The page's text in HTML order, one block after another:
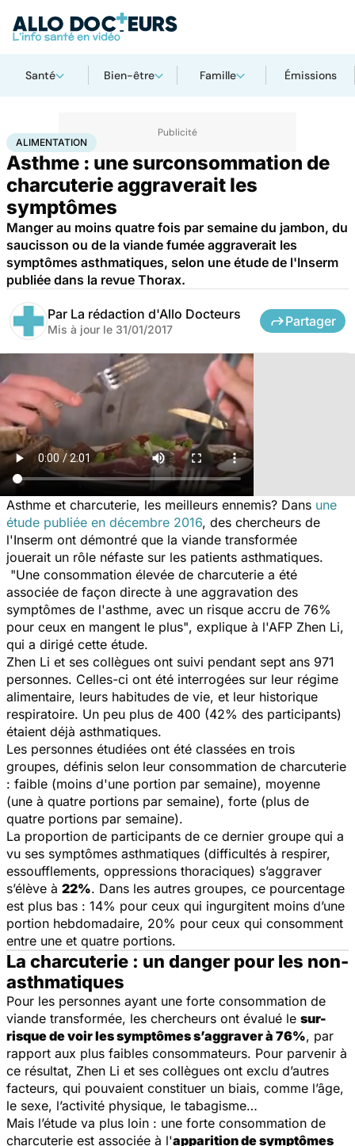
Santé Bien-être Famille Émissions
AccueilBien-être Nutrition Alimentation
ALIMENTATION
Asthme : une surconsommation de
charcuterie aggraverait les
symptômes
Manger au moins quatre fois par semaine du jambon, du
saucisson ou de la viande fumée aggraverait les
symptômes asthmatiques, selon une étude de l'Inserm
publiée dans la revue Thorax.
Par La rédaction d'Allo Docteurs
Mis à jour le 31/01/2017
Partager
Asthme et charcuterie, les meilleurs ennemis? Dans une
étude publiée en décembre 2016, des chercheurs de
l'Inserm ont démontré que la viande transformée
jouerait un rôle néfaste sur les patients asthmatiques.
"Une consommation élevée de charcuterie a été
associée de façon directe à une aggravation des
symptômes de l'asthme, avec un risque accru de 76%
pour ceux en mangent le plus", explique à l'AFP Zhen Li,
qui a dirigé cette étude.
Zhen Li et ses collègues ont suivi pendant sept ans 971
personnes. Celles-ci ont été interrogées sur leur régime
alimentaire, leurs habitudes de vie, et leur historique
respiratoire. Un peu plus de 400 (42% des participants)
étaient déjà asthmatiques.
Les personnes étudiées ont été classées en trois
groupes, définis selon leur consommation de charcuterie
: faible (moins d'une portion par semaine), moyenne
(une à quatre portions par semaine), forte (plus de
quatre portions par semaine).
La proportion de participants de ce dernier groupe qui a
vu ses symptômes asthmatiques (difficultés à respirer,
essoufflements, oppressions thoraciques) s’aggraver
s’élève à 22%. Dans les autres groupes, ce pourcentage
est plus bas : 14% pour ceux qui ingurgitent moins d’une
portion hebdomadaire, 20% pour ceux qui consomment
entre une et quatre portions.
La charcuterie : un danger pour les non-
asthmatiques
Pour les personnes ayant une forte consommation de
viande transformée, les chercheurs ont évalué le sur-
risque de voir les symptômes s’aggraver à 76%, par
rapport aux plus faibles consommateurs. Pour parvenir à
ce résultat, Zhen Li et ses collègues ont exclu d’autres
facteurs, qui pouvaient constituer un biais, comme l’âge,
le sexe, l’activité physique, le tabagisme…
Mais l’étude va plus loin : une forte consommation de
charcuterie est associée à l'apparition de symptômes